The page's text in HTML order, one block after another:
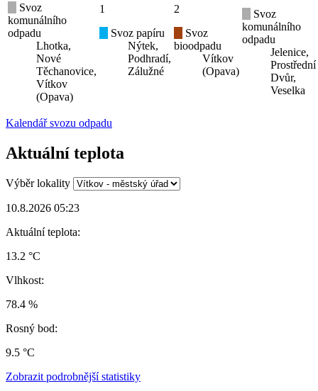
Svoz
komunálního
odpadu
Lhotka,
Nové
Těchanovice,
Vítkov
(Opava)
1
Svoz papíru
Nýtek,
Podhradí,
Zálužné
2
Svoz
bioodpadu
Vítkov
(Opava)
Svoz
komunálního
odpadu
Jelenice,
Prostřední
Dvůr,
Veselka
Kalendář svozu odpadu
Aktuální teplota
Výběr lokality
10.8.2026 05:23
Aktuální teplota:
13.2 °C
Vlhkost:
78.4 %
Rosný bod:
9.5 °C
Zobrazit podrobnější statistiky